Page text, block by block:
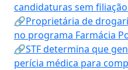
candidaturas sem
🔗Proprietária de
no programa Farmácia
🔗STF determina que
perícia médica para